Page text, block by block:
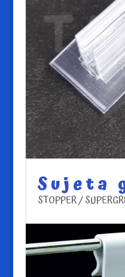
Sujeta
STOPPER /